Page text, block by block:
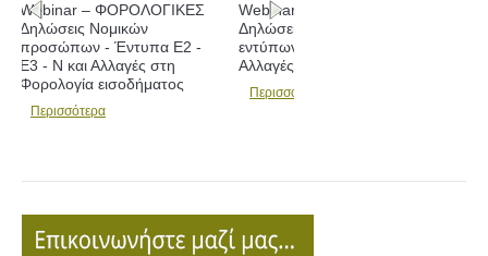
Webinar – ΦΟΡΟΛΟΓΙΚΕΣ
Δηλώσεις - Συμπλήρωση
εντύπων Ε1 - Ε2 - Ε3 και
Αλλαγές
Περισσότερα